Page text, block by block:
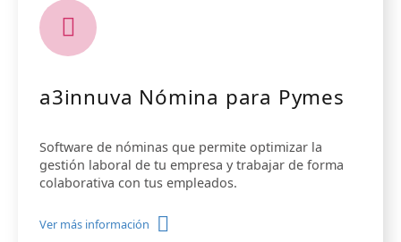
a3innuva Nómina para Pymes
Software de nóminas que permite optimizar la
gestión laboral de tu empresa y trabajar de forma
colaborativa con tus empleados.
Ver más información